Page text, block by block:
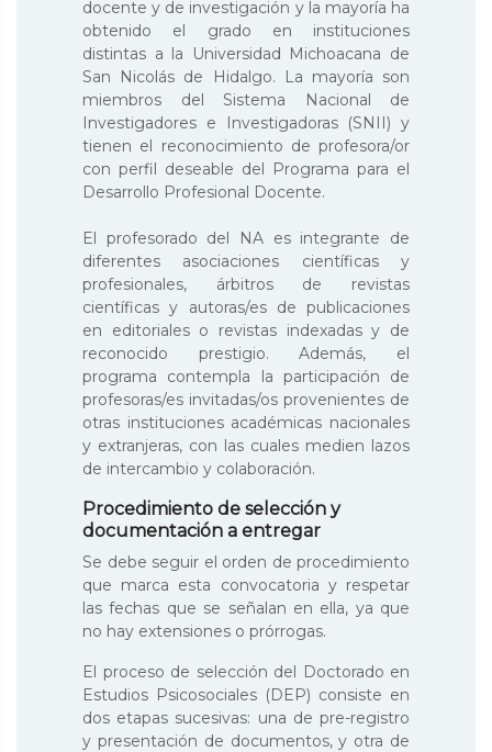
docente y de investigación y la mayoría ha
obtenido el grado en instituciones
distintas a la Universidad Michoacana de
San Nicolás de Hidalgo. La mayoría son
miembros del Sistema Nacional de
Investigadores e Investigadoras (SNII) y
tienen el reconocimiento de profesora/or
con perfil deseable del Programa para el
Desarrollo Profesional Docente.
El profesorado del NA es integrante de
diferentes asociaciones científicas y
profesionales, árbitros de revistas
científicas y autoras/es de publicaciones
en editoriales o revistas indexadas y de
reconocido prestigio. Además, el
programa contempla la participación de
profesoras/es invitadas/os provenientes de
otras instituciones académicas nacionales
y extranjeras, con las cuales medien lazos
de intercambio y colaboración.
Procedimiento de selección y
documentación a entregar
Se debe seguir el orden de procedimiento
que marca esta convocatoria y respetar
las fechas que se señalan en ella, ya que
no hay extensiones o prórrogas.
El proceso de selección del Doctorado en
Estudios Psicosociales (DEP) consiste en
dos etapas sucesivas: una de pre-registro
y presentación de documentos, y otra de